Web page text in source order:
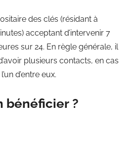
des clés (résidant à
acceptant d’intervenir 7
sur 24. En règle générale, il
plusieurs contacts, en cas
d’entre eux.
bénéficier ?